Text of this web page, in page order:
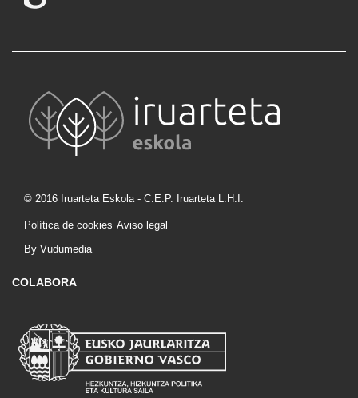
© 2016 Iruarteta Eskola - C.E.P. Iruarteta L.H.I.
Política de cookies Aviso legal
By Vudumedia
COLABORA